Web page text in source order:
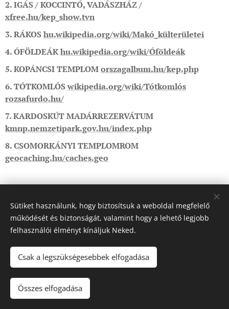
2. IGÁS / KOCCINTÓ, VADÁSZHÁZ /
xfree.hu/kep_show.tvn
3. RÁKOShu.wikipedia.org/wiki/Makó_külterületei
4. ÓFÖLDEÁKhu.wikipedia.org/wiki/Óföldeák
5. KOPÁNCSI TEMPLOMorszagalbum.hu/kep.php
6. TÓTKOMLÓSwikipedia.org/wiki/Tótkomlós
rozsafurdo.hu/
7. KARDOSKÚT MADÁRREZERVÁTUM
kmnp.nemzetipark.gov.hu/index.php
8. CSOMORKÁNYI TEMPLOMROM
geocaching.hu/caches.geo
© 2024 Minden jog fenntartva
Az oldalt a
Webnode
Sütiket használunk, hogy biztosítsuk a weboldal megfelelő
működését és biztonságát, valamint hogy a lehető legjobb
felhasználói élményt kínáljuk Neked.
Csak a legszükségesebbek elfogadása
Összes elfogadása